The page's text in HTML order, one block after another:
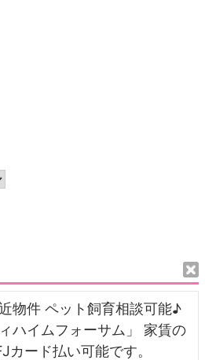
物件 ペット飼育相談可能♪
ィハイムフォーサム」 家賃の
カード払い可能です。